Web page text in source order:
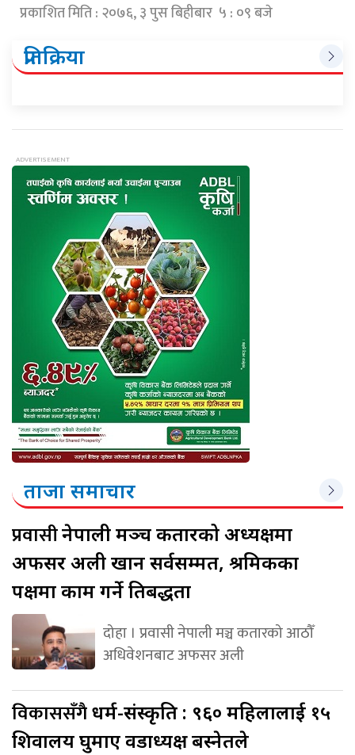
प्रकाशित मिति : २०७६, ३ पुस बिहीबार ५ : ०९ बजे
प्रतिक्रिया
ताजा समाचार
प्रवासीनेपाली मञ्च कतारको अध्यक्षमा
अफसर अली खान सर्वसम्मत, श्रमिकका
पक्षमा काम गर्ने प्रतिबद्धता
दोहा । प्रवासी नेपाली मञ्च कतारको आठौँ
अधिवेशनबाट अफसर अली
विकाससँगैधर्म-संस्कृति : ९६० महिलालाई १५
शिवालय घुमाए वडाध्यक्ष बस्नेतले